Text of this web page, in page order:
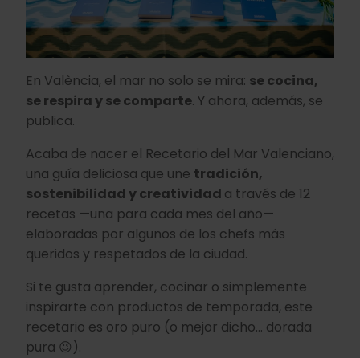
En València, el mar no solo se mira: se cocina,
se respira y se comparte. Y ahora, además, se
publica.
Acaba de nacer el Recetario del Mar Valenciano,
una guía deliciosa que une tradición,
sostenibilidad y creatividad a través de 12
recetas —una para cada mes del año—
elaboradas por algunos de los chefs más
queridos y respetados de la ciudad.
Si te gusta aprender, cocinar o simplemente
inspirarte con productos de temporada, este
recetario es oro puro (o mejor dicho… dorada
pura 😉).